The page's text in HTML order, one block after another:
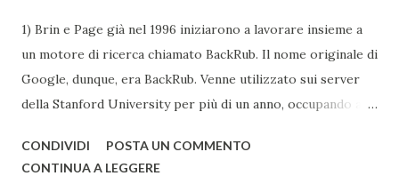
1) Brin e Page già nel 1996 iniziarono a lavorare insieme a
un motore di ricerca chiamato BackRub. Il nome originale di
Google, dunque, era BackRub. Venne utilizzato sui server
della Stanford University per più di un anno, occupando alla
all'università. Una pagina del fratello maggiore di Google è
CONDIVIDI
POSTA UN COMMENTO
CONTINUA A LEGGERE